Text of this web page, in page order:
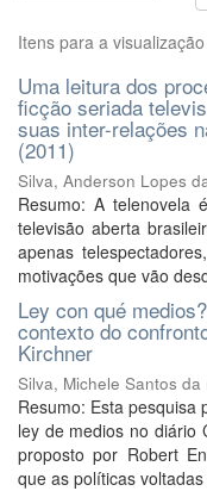
Itens para a
Uma leitura dos
ficção seriada
suas inter-relações
(2011)
Silva, Anderson Lopes
Resumo: A telenovela
televisão aberta
apenas
motivações que vão
Ley con qué
contexto do
Kirchner
Silva, Michele Santos da
Resumo: Esta pesquisa
ley de medios no diário
proposto por Robert
que as políticas